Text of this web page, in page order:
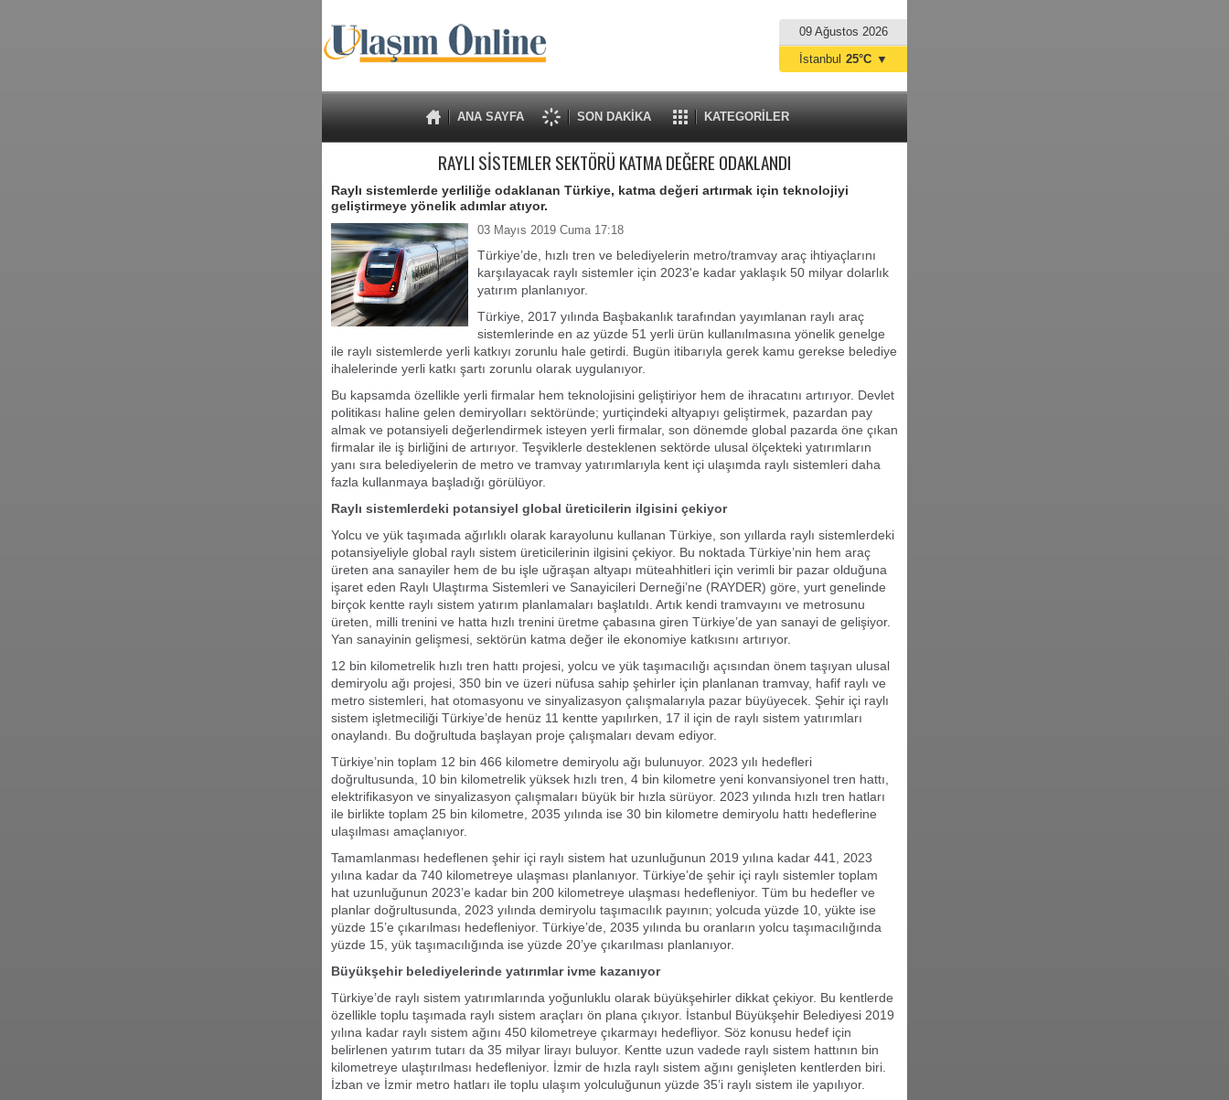
09 Ağustos 2026
ANA SAYFA SON DAKİKA KATEGORİLER
İstanbul 25°C ▼
RAYLI SİSTEMLER SEKTÖRÜ KATMA DEĞERE ODAKLANDI
Raylı sistemlerde yerliliğe odaklanan Türkiye, katma değeri artırmak için teknolojiyi
geliştirmeye yönelik adımlar atıyor.
03 Mayıs 2019 Cuma 17:18
Türkiye’de, hızlı tren ve belediyelerin metro/tramvay araç ihtiyaçlarını
karşılayacak raylı sistemler için 2023'e kadar yaklaşık 50 milyar dolarlık
yatırım planlanıyor.
Türkiye, 2017 yılında Başbakanlık tarafından yayımlanan raylı araç
sistemlerinde en az yüzde 51 yerli ürün kullanılmasına yönelik genelge
ile raylı sistemlerde yerli katkıyı zorunlu hale getirdi. Bugün itibarıyla gerek kamu gerekse belediye
ihalelerinde yerli katkı şartı zorunlu olarak uygulanıyor.
Bu kapsamda özellikle yerli firmalar hem teknolojisini geliştiriyor hem de ihracatını artırıyor. Devlet
politikası haline gelen demiryolları sektöründe; yurtiçindeki altyapıyı geliştirmek, pazardan pay
almak ve potansiyeli değerlendirmek isteyen yerli firmalar, son dönemde global pazarda öne çıkan
firmalar ile iş birliğini de artırıyor. Teşviklerle desteklenen sektörde ulusal ölçekteki yatırımların
yanı sıra belediyelerin de metro ve tramvay yatırımlarıyla kent içi ulaşımda raylı sistemleri daha
fazla kullanmaya başladığı görülüyor.
Raylı sistemlerdeki potansiyel global üreticilerin ilgisini çekiyor
Yolcu ve yük taşımada ağırlıklı olarak karayolunu kullanan Türkiye, son yıllarda raylı sistemlerdeki
potansiyeliyle global raylı sistem üreticilerinin ilgisini çekiyor. Bu noktada Türkiye’nin hem araç
üreten ana sanayiler hem de bu işle uğraşan altyapı müteahhitleri için verimli bir pazar olduğuna
işaret eden Raylı Ulaştırma Sistemleri ve Sanayicileri Derneği’ne (RAYDER) göre, yurt genelinde
birçok kentte raylı sistem yatırım planlamaları başlatıldı. Artık kendi tramvayını ve metrosunu
üreten, milli trenini ve hatta hızlı trenini üretme çabasına giren Türkiye’de yan sanayi de gelişiyor.
Yan sanayinin gelişmesi, sektörün katma değer ile ekonomiye katkısını artırıyor.
12 bin kilometrelik hızlı tren hattı projesi, yolcu ve yük taşımacılığı açısından önem taşıyan ulusal
demiryolu ağı projesi, 350 bin ve üzeri nüfusa sahip şehirler için planlanan tramvay, hafif raylı ve
metro sistemleri, hat otomasyonu ve sinyalizasyon çalışmalarıyla pazar büyüyecek. Şehir içi raylı
sistem işletmeciliği Türkiye’de henüz 11 kentte yapılırken, 17 il için de raylı sistem yatırımları
onaylandı. Bu doğrultuda başlayan proje çalışmaları devam ediyor.
Türkiye’nin toplam 12 bin 466 kilometre demiryolu ağı bulunuyor. 2023 yılı hedefleri
doğrultusunda, 10 bin kilometrelik yüksek hızlı tren, 4 bin kilometre yeni konvansiyonel tren hattı,
elektrifikasyon ve sinyalizasyon çalışmaları büyük bir hızla sürüyor. 2023 yılında hızlı tren hatları
ile birlikte toplam 25 bin kilometre, 2035 yılında ise 30 bin kilometre demiryolu hattı hedeflerine
ulaşılması amaçlanıyor.
Tamamlanması hedeflenen şehir içi raylı sistem hat uzunluğunun 2019 yılına kadar 441, 2023
yılına kadar da 740 kilometreye ulaşması planlanıyor. Türkiye’de şehir içi raylı sistemler toplam
hat uzunluğunun 2023’e kadar bin 200 kilometreye ulaşması hedefleniyor. Tüm bu hedefler ve
planlar doğrultusunda, 2023 yılında demiryolu taşımacılık payının; yolcuda yüzde 10, yükte ise
yüzde 15’e çıkarılması hedefleniyor. Türkiye’de, 2035 yılında bu oranların yolcu taşımacılığında
yüzde 15, yük taşımacılığında ise yüzde 20’ye çıkarılması planlanıyor.
Büyükşehir belediyelerinde yatırımlar ivme kazanıyor
Türkiye’de raylı sistem yatırımlarında yoğunluklu olarak büyükşehirler dikkat çekiyor. Bu kentlerde
özellikle toplu taşımada raylı sistem araçları ön plana çıkıyor. İstanbul Büyükşehir Belediyesi 2019
yılına kadar raylı sistem ağını 450 kilometreye çıkarmayı hedefliyor. Söz konusu hedef için
belirlenen yatırım tutarı da 35 milyar lirayı buluyor. Kentte uzun vadede raylı sistem hattının bin
kilometreye ulaştırılması hedefleniyor. İzmir de hızla raylı sistem ağını genişleten kentlerden biri.
İzban ve İzmir metro hatları ile toplu ulaşım yolculuğunun yüzde 35’i raylı sistem ile yapılıyor.